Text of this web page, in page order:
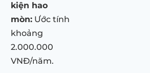
kiện hao
mòn: Ước tính
khoảng
2.000.000
VNĐ/năm.